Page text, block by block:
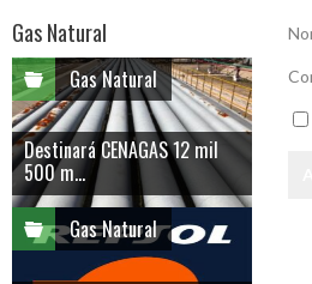
Gas Natural
Gas Natural
Destinará CENAGAS 12 mil
500 m...
Gas Natural